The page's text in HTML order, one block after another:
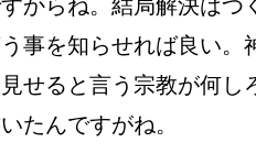
からね。結局解決は
事を知らせれば良い
せると言う宗教が何
たんですがね。